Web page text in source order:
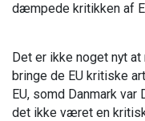
dæmpede kritikken af
Det er ikke noget nyt
bringe de EU kritiske
EU, somd Danmark
det ikke været en